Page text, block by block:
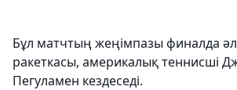
Бұл матчтың жеңімпазы финалда
ракеткасы, америкалық теннисші
Пегуламен кездеседі.